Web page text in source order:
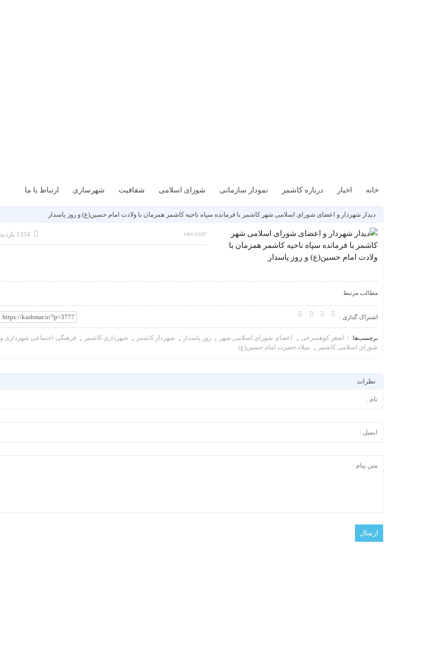
خانه اخبار درباره کاشمر نمودار سازمانی شورای اسلامی شفافیت شهرسازی ارتباط با ما
دیدار شهردار و اعضای شورای اسلامی شهر کاشمر با فرمانده سپاه ناحیه کاشمر همزمان با ولادت امام حسین(ع) و روز پاسدار
1401/12/07 1354 بازدید
مطالب مرتبط
اشتراک گذاری :
برچسب‌ها: اصغر کوهسرخی , اعضای شورای اسلامی شهر , روز پاسدار , شهردار کاشمر , شهرداری کاشمر ,
فرهنگی اجتماعی شهرداری و
شورای اسلامی کاشمر
, میلاد حضرت امام حسین(ع)
نظرات